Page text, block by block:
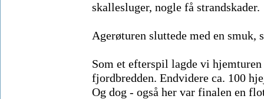
skallesluger, nogle få strandskader.
Agerøturen sluttede med en
Som et efterspil lagde vi
fjordbredden. Endvidere ca. 100
Og dog - også her var finalen en